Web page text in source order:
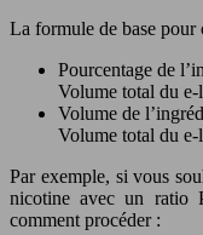
La formule de base pour
Pourcentage de
Volume total du
Volume de
Volume total du
Par exemple, si vous
nicotine avec un ratio
comment procéder :